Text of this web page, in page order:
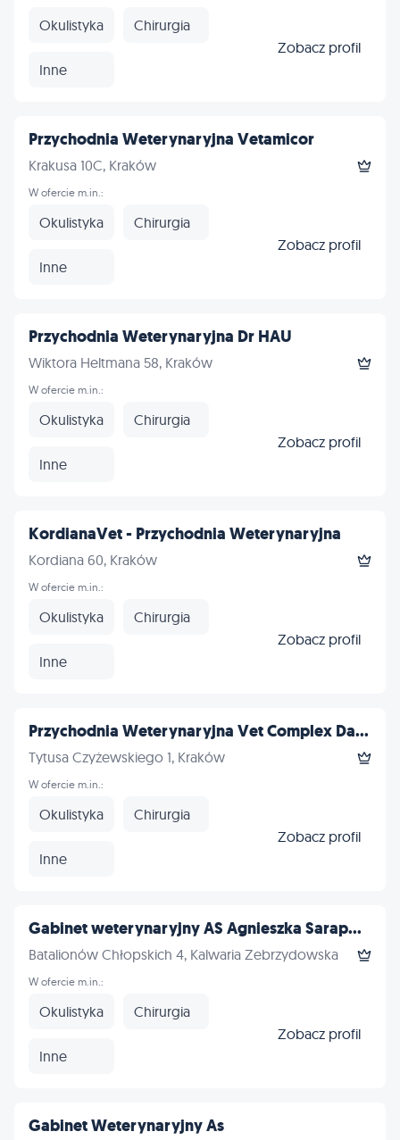
Okulistyka Chirurgia
Inne
Zobacz profil
Przychodnia Weterynaryjna Vetamicor
Krakusa 10C, Kraków
W ofercie m.in.:
Okulistyka Chirurgia
Inne
Zobacz profil
Przychodnia Weterynaryjna Dr HAU
Wiktora Heltmana 58, Kraków
W ofercie m.in.:
Okulistyka Chirurgia
Inne
Zobacz profil
KordianaVet - Przychodnia Weterynaryjna
Kordiana 60, Kraków
W ofercie m.in.:
Okulistyka Chirurgia
Inne
Zobacz profil
Przychodnia Weterynaryjna Vet Complex Da...
Tytusa Czyżewskiego 1, Kraków
W ofercie m.in.:
Okulistyka Chirurgia
Inne
Zobacz profil
Gabinet weterynaryjny AS Agnieszka Sarap...
Batalionów Chłopskich 4, Kalwaria Zebrzydowska
W ofercie m.in.:
Okulistyka Chirurgia
Inne
Zobacz profil
Gabinet Weterynaryjny As